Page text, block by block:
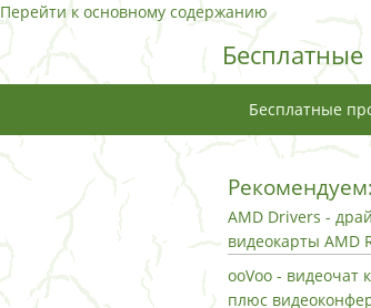
Перейти к основному содержанию
Бесплатные
Рекомендуем:
AMD Drivers -
видеокарты AMD
ooVoo - видеочат
плюс